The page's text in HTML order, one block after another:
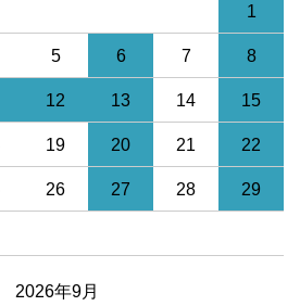
1
5 6 7 8
12 13 14 15
19 20 21 22
26 27 28 29
2026年9月